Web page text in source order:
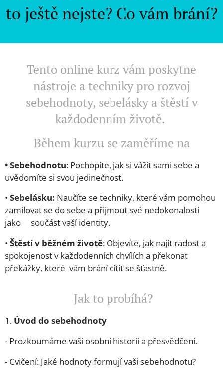
to ještě nejste? Co vám brání?
Tento online kurz vám poskytne
nástroje a techniky pro rozvoj
sebehodnoty, sebelásky a štěstí v
každodenním životě.
Během kurzu se zaměříme na
•⁠ ⁠Sebehodnotu: Pochopíte, jak si vážit sami sebe a
uvědomíte si svou jedinečnost.
•⁠ ⁠Sebelásku: Naučíte se techniky, které vám pomohou
zamilovat se do sebe a přijmout své nedokonalosti
jako součást vaší identity.
• ⁠ ⁠Štěstí v běžném životě: Objevíte, jak najít radost a
spokojenost v každodenních chvílích a překonat
překážky, které vám brání cítit se šťastně.
Jak to probíhá?
1.⁠ ⁠ Úvod do sebehodnoty
- Prozkoumáme vaši osobní historii a přesvědčení.
- Cvičení: Jaké hodnoty formují vaši sebehodnotu?